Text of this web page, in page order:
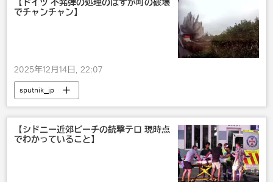
【ドイツ 不発弾の処理のはずが町の破壊
でチャンチャン】
2025年12月14日, 22:07
sputnik_jp
【シドニー近郊ビーチの銃撃テロ 現時点
でわかっていること】